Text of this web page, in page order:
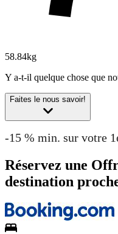
58.84kg
Y a-t-il quelque chose que
Faites le nous savoir!
-15 % min. sur votre
Réservez une
destination